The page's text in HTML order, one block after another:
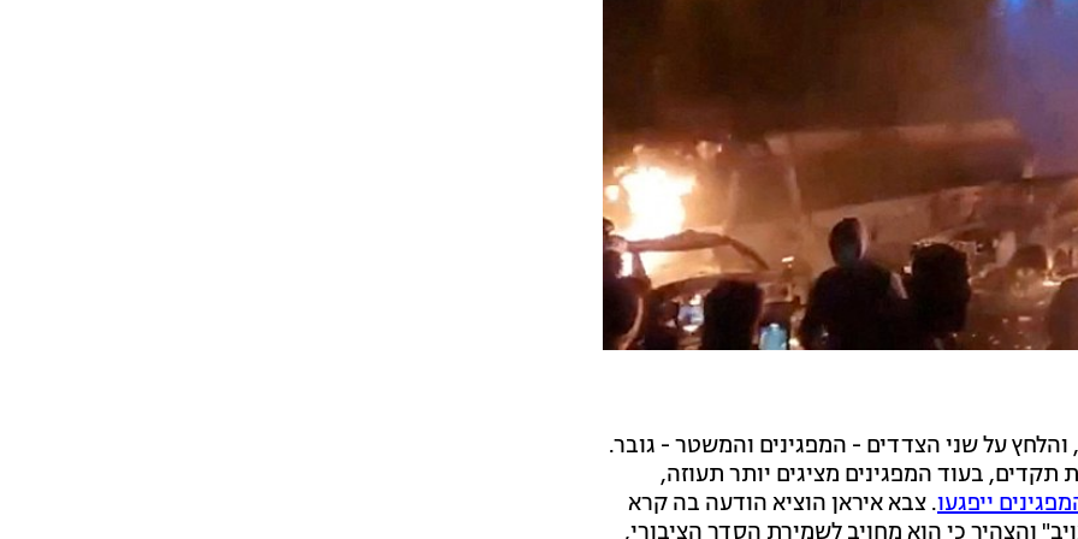
גל המחאה באיראן נמשך נכנס הבוקר (שבת), ליומו ה-14, והלחץ על שני הצדדים - המפגינים והמשטר - גובר.
תקדים, בעוד המפגינים מציגים יותר תעוזה,
ייפגעו. צבא איראן הוציא הודעה בה קרא
והצהיר כי הוא מחויב לשמירת הסדר הציבורי,